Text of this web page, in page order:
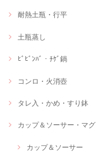
耐熱土瓶・行平
土瓶蒸し
ﾋﾞﾋﾞﾝﾊﾞ・ﾁｹﾞ鍋
コンロ・火消壺
タレ入・かめ・すり鉢
カップ＆ソーサー・マグ
カップ＆ソーサー